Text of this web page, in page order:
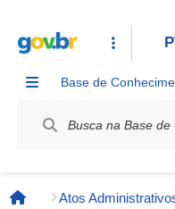
Base de
Atos